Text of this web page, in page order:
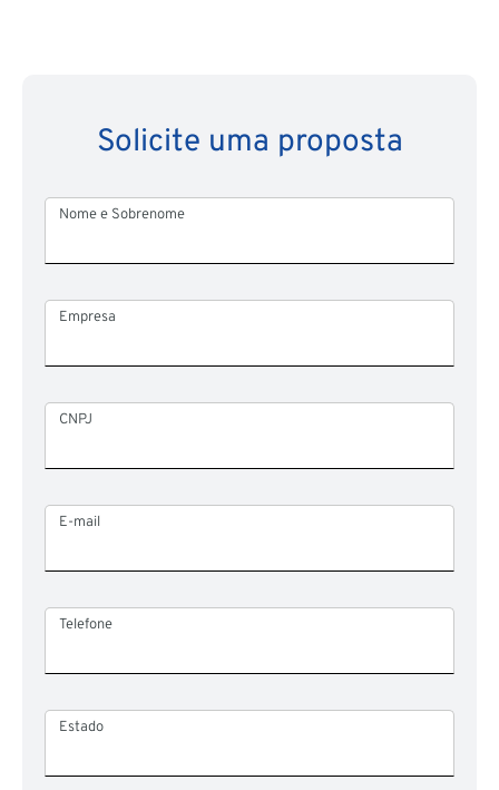
Solicite uma proposta
Nome e Sobrenome
Empresa
CNPJ
E-mail
Telefone
Estado